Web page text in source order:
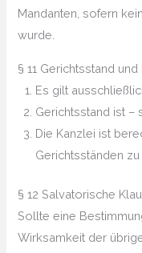
Mandanten, sofern
wurde.
§ 11 Gerichtsstand und
Es gilt
Gerichtsstand ist –
Die Kanzlei ist
Gerichtsständen zu
§ 12 Salvatorische
Sollte eine
Wirksamkeit der